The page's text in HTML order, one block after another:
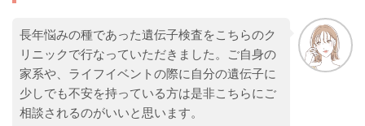
長年悩みの種であった遺伝子検査をこちらのク
リニックで行なっていただきました。ご自身の
家系や、ライフイベントの際に自分の遺伝子に
少しでも不安を持っている方は是非こちらにご
相談されるのがいいと思います。